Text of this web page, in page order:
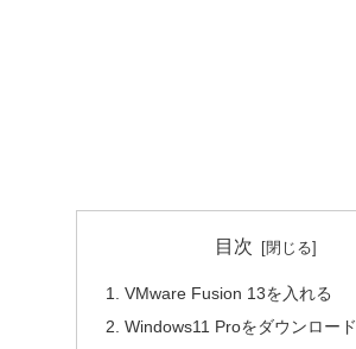
目次
VMware Fusion 13を入れる
Windows11 Proをダウンロード